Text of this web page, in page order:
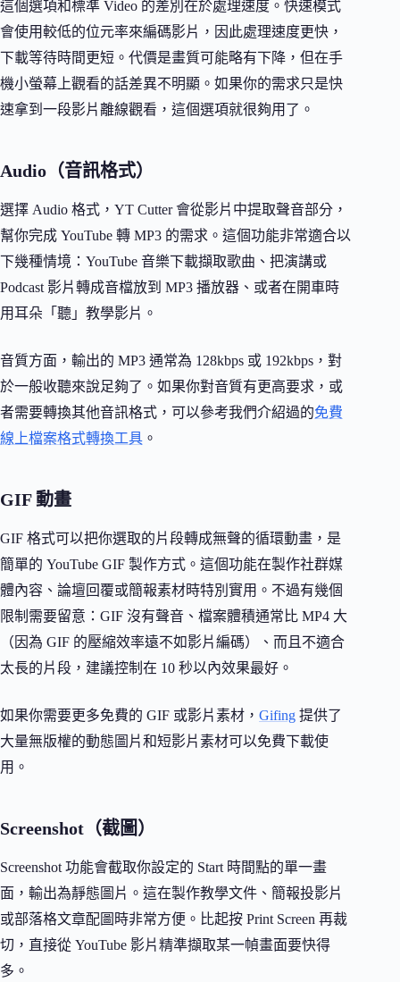
這個選項和標準 Video 的差別在於處理速度。快速模式
會使用較低的位元率來編碼影片，因此處理速度更快，
下載等待時間更短。代價是畫質可能略有下降，但在手
機小螢幕上觀看的話差異不明顯。如果你的需求只是快
速拿到一段影片離線觀看，這個選項就很夠用了。
Audio（音訊格式）
選擇 Audio 格式，YT Cutter 會從影片中提取聲音部分，
幫你完成 YouTube 轉 MP3 的需求。這個功能非常適合以
下幾種情境：YouTube 音樂下載擷取歌曲、把演講或
Podcast 影片轉成音檔放到 MP3 播放器、或者在開車時
用耳朵「聽」教學影片。
音質方面，輸出的 MP3 通常為 128kbps 或 192kbps，對
於一般收聽來說足夠了。如果你對音質有更高要求，或
者需要轉換其他音訊格式，可以參考我們介紹過的免費
線上檔案格式轉換工具 。
GIF 動畫
GIF 格式可以把你選取的片段轉成無聲的循環動畫，是
簡單的 YouTube GIF 製作方式。這個功能在製作社群媒
體內容、論壇回覆或簡報素材時特別實用。不過有幾個
限制需要留意：GIF 沒有聲音、檔案體積通常比 MP4 大
（因為 GIF 的壓縮效率遠不如影片編碼）、而且不適合
太長的片段，建議控制在 10 秒以內效果最好。
如果你需要更多免費的 GIF 或影片素材， Gifing 提供了
大量無版權的動態圖片和短影片素材可以免費下載使
用。
Screenshot（截圖）
Screenshot 功能會截取你設定的 Start 時間點的單一畫
面，輸出為靜態圖片。這在製作教學文件、簡報投影片
或部落格文章配圖時非常方便。比起按 Print Screen 再裁
切，直接從 YouTube 影片精準擷取某一幀畫面要快得
多。